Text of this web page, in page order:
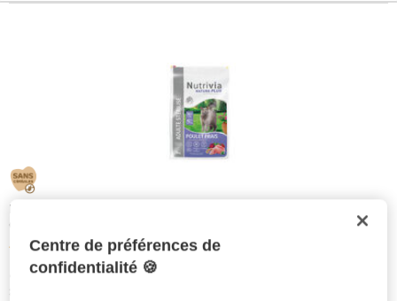
Nutrivia Nature Plus
Chats Stérilisés - 5kg
étoiles
4.8(23)
Prix
43.99€
Centre de préférences de
confidentialité 🍪